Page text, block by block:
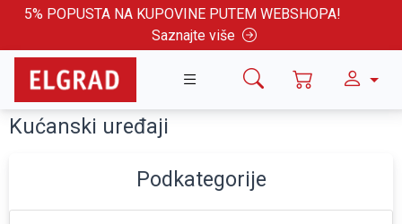
5% POPUSTA NA KUPOVINE PUTEM WEBSHOPA!
Saznajte više
Kućanski uređaji
Podkategorije